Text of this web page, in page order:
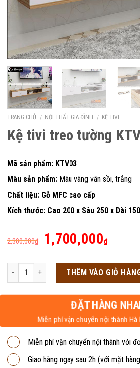
TRANG CHỦ / NỘI THẤT GIA ĐÌNH / KỆ TIVI
Kệ tivi treo tường
Mã sản phẩm: KTV03
Màu sản phẩm: Màu vàng vân sồi, trắng
Chất liệu: Gỗ MFC cao cấp
Kích thước: Cao 200 x Sâu 250 x Dài
2,300,000₫
Giá
là:
2,300,000₫.
1,700,000₫Giá
tại
là:
Kệ tivi treo tường KTV03 số lượng
THÊM VÀO GIỎ
ĐẶT HÀNG
Miễn phí vận chuyển nội thành Hà
Miễn phí vận chuyển nội thành với
Giao hàng ngay sau 2h (với mặt